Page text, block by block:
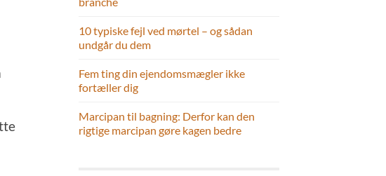
10 typiske fejl ved mørtel – og sådan
undgår du dem
Fem ting din ejendomsmægler ikke
fortæller dig
Marcipan til bagning: Derfor kan den
rigtige marcipan gøre kagen bedre